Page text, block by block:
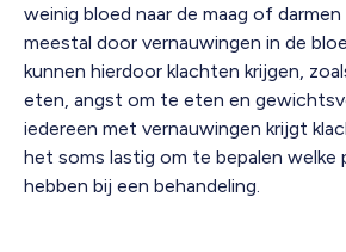
weinig bloed naar de maag of
meestal door vernauwingen in de
kunnen hierdoor klachten krijgen,
eten, angst om te eten en
iedereen met vernauwingen krijgt
het soms lastig om te bepalen welke
hebben bij een behandeling.